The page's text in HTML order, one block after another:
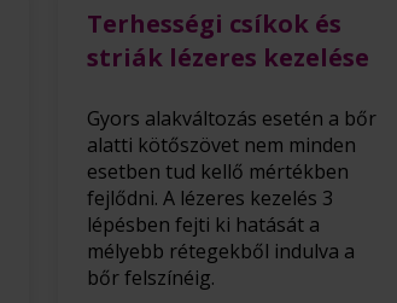
Terhességi csíkok és
striák lézeres kezelése
Gyors alakváltozás esetén a bőr
alatti kötőszövet nem minden
esetben tud kellő mértékben
fejlődni. A lézeres kezelés 3
lépésben fejti ki hatását a
mélyebb rétegekből indulva a
bőr felszínéig.